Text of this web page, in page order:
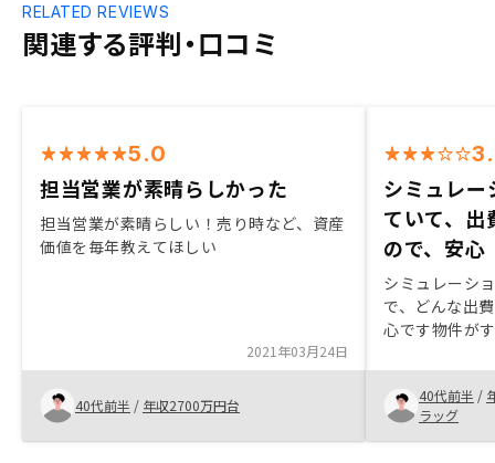
関連する評判・口コミ
RELATED REVIEWS
5.0
担当営業が素晴らしかった
担当営業が素晴らしい！売り時など、資産
価値を毎年教えてほしい
2021年03月24日
40代前半 / 年収2700万円台
シミュレー
ていて、出
ので、安心
シミュレーシ
で、どんな出
心です物件が
ました。物件
千万の買い物
ャーとストレ
めての人間も
40代前半 /
ラッグ